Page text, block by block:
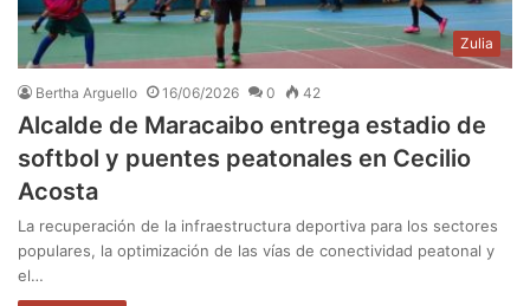
Zulia
Bertha Arguello 16/06/2026 0 42
Alcalde de Maracaibo entrega estadio de
softbol y puentes peatonales en Cecilio
Acosta
La recuperación de la infraestructura deportiva para los sectores
populares, la optimización de las vías de conectividad peatonal y
el…